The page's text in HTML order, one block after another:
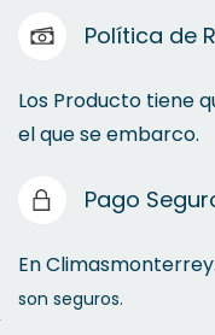
Política de
Los Producto tiene
el que se embarco.
Pago
En
son seguros.